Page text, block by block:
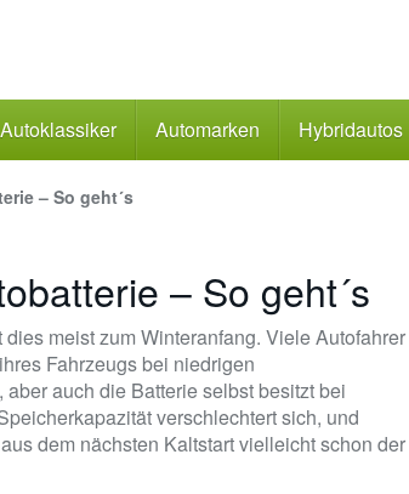
Autoklassiker Automarken Hybridautos
– So geht´s
– So geht´s
meist zum Winteranfang. Viele Autofahrer
Fahrzeugs bei niedrigen
auch die Batterie selbst besitzt bei
verschlechtert sich, und
dem nächsten Kaltstart vielleicht schon der